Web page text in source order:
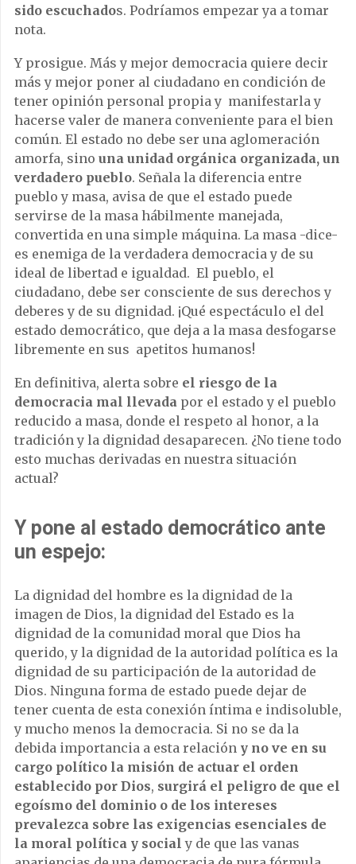
sido escuchados. Podríamos empezar ya a tomar
nota.
Y prosigue. Más y mejor democracia quiere decir
más y mejor poner al ciudadano en condición de
tener opinión personal propia y manifestarla y
hacerse valer de manera conveniente para el bien
común. El estado no debe ser una aglomeración
amorfa, sino una unidad orgánica organizada, un
verdadero pueblo. Señala la diferencia entre
pueblo y masa, avisa de que el estado puede
servirse de la masa hábilmente manejada,
convertida en una simple máquina. La masa -dice-
es enemiga de la verdadera democracia y de su
ideal de libertad e igualdad. El pueblo, el
ciudadano, debe ser consciente de sus derechos y
deberes y de su dignidad. ¡Qué espectáculo el del
estado democrático, que deja a la masa desfogarse
libremente en sus apetitos humanos!
En definitiva, alerta sobre el riesgo de la
democracia mal llevada por el estado y el pueblo
reducido a masa, donde el respeto al honor, a la
tradición y la dignidad desaparecen. ¿No tiene todo
esto muchas derivadas en nuestra situación
actual?
Y pone al estado democrático ante
un espejo:
La dignidad del hombre es la dignidad de la
imagen de Dios, la dignidad del Estado es la
dignidad de la comunidad moral que Dios ha
querido, y la dignidad de la autoridad política es la
dignidad de su participación de la autoridad de
Dios. Ninguna forma de estado puede dejar de
tener cuenta de esta conexión íntima e indisoluble,
y mucho menos la democracia. Si no se da la
debida importancia a esta relación y no ve en su
cargo político la misión de actuar el orden
establecido por Dios, surgirá el peligro de que el
egoísmo del dominio o de los intereses
prevalezca sobre las exigencias esenciales de
la moral política y socialy de que las vanas